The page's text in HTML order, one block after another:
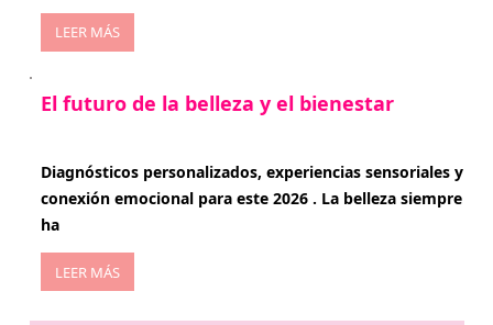
LEER MÁS
El futuro de la belleza y el bienestar
Diagnósticos personalizados, experiencias sensoriales y
conexión emocional para este 2026 . La belleza siempre
ha
LEER MÁS